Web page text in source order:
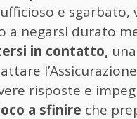
e sgarbato,
a negarsi durato
in contatto,
risposte e
a sfinire che